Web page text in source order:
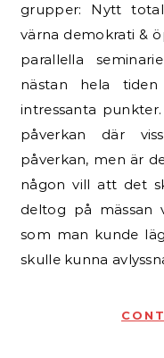
grupper: Nytt
värna demokrati &
parallella
nästan hela
intressanta
påverkan där
påverkan, men är
någon vill att det
deltog på mässan
som man kunde
skulle kunna